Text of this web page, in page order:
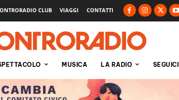
CLUB VIAGGI CONTATTI
MUSICA LA RADIO SEGUICI